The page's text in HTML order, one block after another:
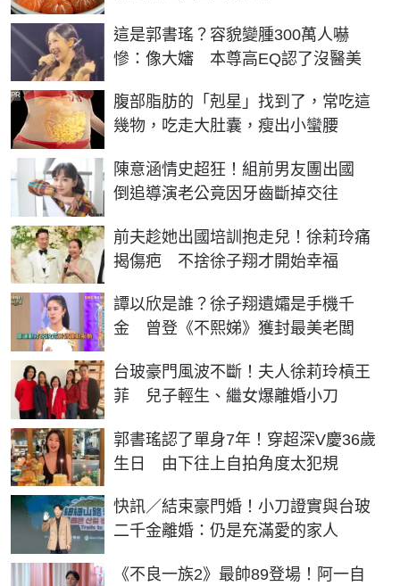
這是郭書瑤？容貌變腫300萬人嚇
慘：像大嬸 本尊高EQ認了沒醫美
腹部脂肪的「剋星」找到了，常吃這
幾物，吃走大肚囊，瘦出小蠻腰
PR
陳意涵情史超狂！組前男友團出國
倒追導演老公竟因牙齒斷掉交往
前夫趁她出國培訓抱走兒！徐莉玲痛
揭傷疤 不捨徐子翔才開始幸福
譚以欣是誰？徐子翔遺孀是手機千
金 曾登《不熙娣》獲封最美老闆
台玻豪門風波不斷！夫人徐莉玲槓王
菲 兒子輕生、繼女爆離婚小刀
郭書瑤認了單身7年！穿超深V慶36歲
生日 由下往上自拍角度太犯規
快訊／結束豪門婚！小刀證實與台玻
二千金離婚：仍是充滿愛的家人
《不良一族2》最帥89登場！阿一自